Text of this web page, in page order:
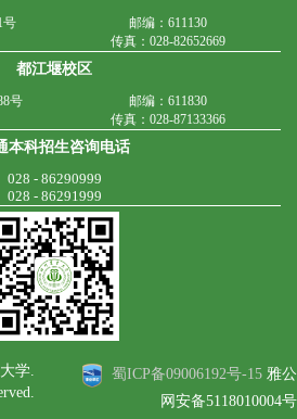
号
邮编：611130
传真：028-82652669
都江堰校区
号
邮编：611830
传真：028-87133366
本科招生咨询电话
028 - 86290999
028 - 86291999
学.
蜀ICP备09006192号-15 雅公
网安备5118010004号